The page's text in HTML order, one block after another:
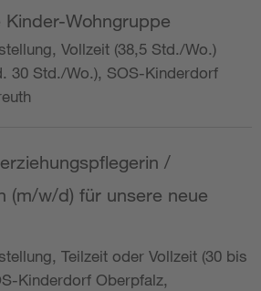
Wohngruppe
Vollzeit (38,5 Std./Wo.)
30 Std./Wo.), SOS-Kinderdorf
/
(m/w/d) für unsere neue
Teilzeit oder Vollzeit (30 bis
Kinderdorf Oberpfalz,